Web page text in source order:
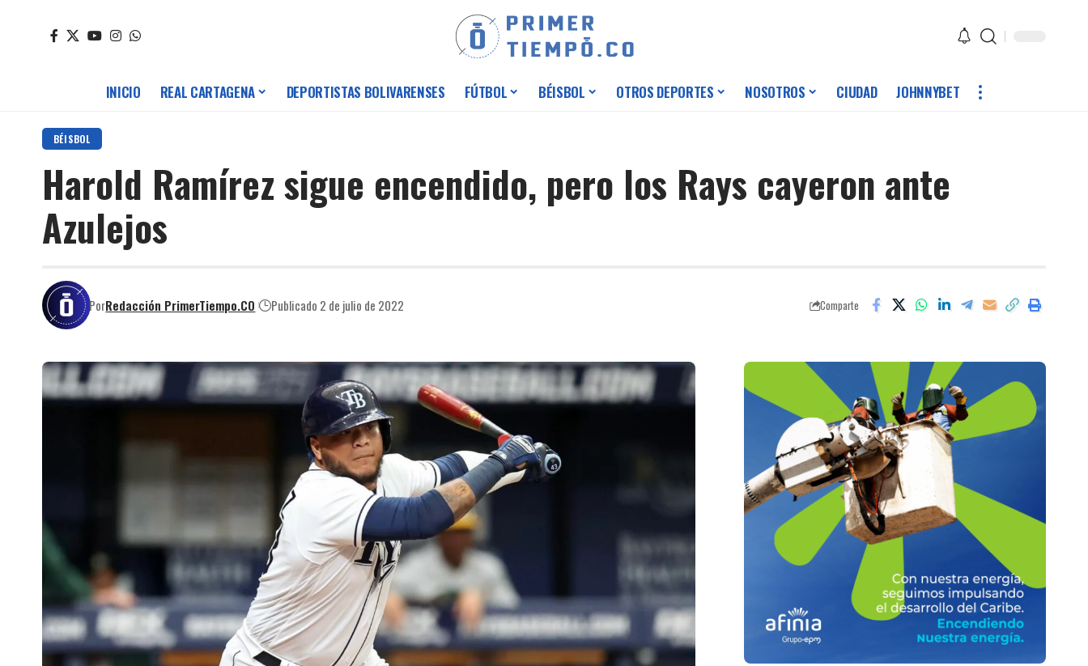
INICIO REAL CARTAGENA DEPORTISTAS BOLIVARENSES FÚTBOL BÉISBOL OTROS DEPORTES NOSOTROS CIUDAD JOHNNYBET
BÉISBOL
Harold Ramírez sigue encendido, pero los Rays cayeron ante
Azulejos
PorRedacción PrimerTiempo.CO Publicado 2 de julio de 2022 Comparte